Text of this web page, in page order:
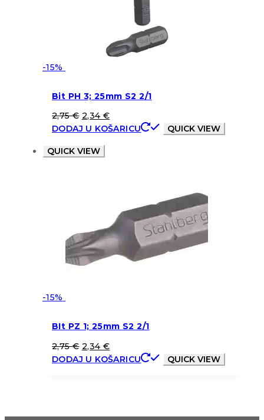
-15%
Bit PH 3; 25mm S2 2/1
2,75€ 2,34 €
DODAJ U KOŠARICU
QUICK VIEW
QUICK VIEW
-15%
BIt PZ 1; 25mm S2 2/1
2,75€ 2,34 €
DODAJ U KOŠARICU
QUICK VIEW